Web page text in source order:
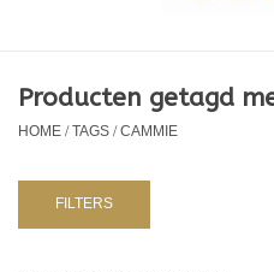
Kids
Producten getagd
HOME/TAGS/CAMMIE
FILTERS